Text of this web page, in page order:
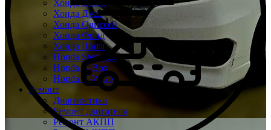
Хонда Везел
Хонда Джаз
Хонда Одиссей
Хонда Фрид
Хонда Шатл
Honda Stepwgn
Honda N-Box
Honda N-WGN
Ремонт
Диагностика
Ремонт двигателя
Ремонт АКПП